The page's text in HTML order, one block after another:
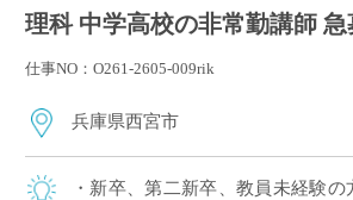
理科 中学高校の非常勤講師 急
仕事NO：O261-2605-009rik
兵庫県西宮市
・新卒、第二新卒、教員未経験